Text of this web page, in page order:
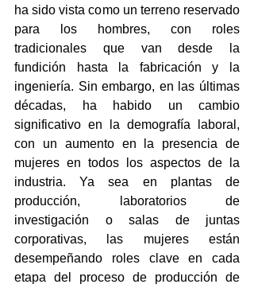
ha sido vista como un terreno reservado
para los hombres, con roles
tradicionales que van desde la
fundición hasta la fabricación y la
ingeniería. Sin embargo, en las últimas
décadas, ha habido un cambio
significativo en la demografía laboral,
con un aumento en la presencia de
mujeres en todos los aspectos de la
industria. Ya sea en plantas de
producción, laboratorios de
investigación o salas de juntas
corporativas, las mujeres están
desempeñando roles clave en cada
etapa del proceso de producción de